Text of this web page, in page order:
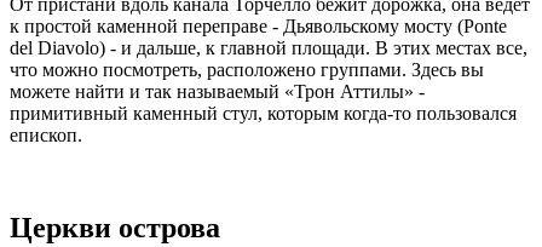
От пристани вдоль канала Торчелло бежит дорожка, она ведет
к простой каменной переправе - Дьявольскому мосту (Ponte
del Diavolo) - и дальше, к главной площади. В этих местах все,
что можно посмотреть, расположено группами. Здесь вы
можете найти и так называемый «Трон Аттилы» -
примитивный каменный стул, которым когда-то пользовался
епископ.
Церкви острова